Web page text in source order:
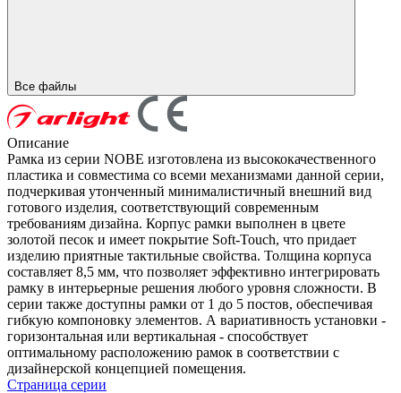
Все файлы
Описание
Рамка из серии NOBE изготовлена из высококачественного
пластика и совместима со всеми механизмами данной серии,
подчеркивая утонченный минималистичный внешний вид
готового изделия, соответствующий современным
требованиям дизайна. Корпус рамки выполнен в цвете
золотой песок и имеет покрытие Soft-Touch, что придает
изделию приятные тактильные свойства. Толщина корпуса
составляет 8,5 мм, что позволяет эффективно интегрировать
рамку в интерьерные решения любого уровня сложности. В
серии также доступны рамки от 1 до 5 постов, обеспечивая
гибкую компоновку элементов. А вариативность установки -
горизонтальная или вертикальная - способствует
оптимальному расположению рамок в соответствии с
дизайнерской концепцией помещения.
Страница серии